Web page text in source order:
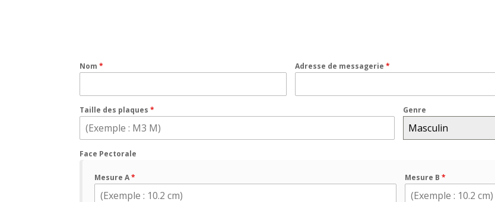
Nom* Adresse de messagerie*
Taille des plaques* Genre
Masculin
Face Pectorale
Mesure A* Mesure B *